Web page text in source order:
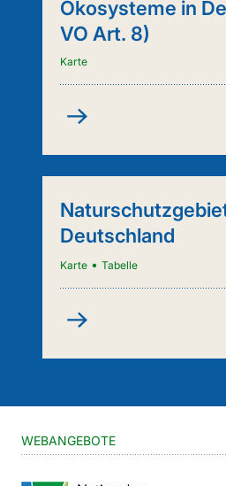
Ökosysteme in
VO Art. 8)
Karte
Kartenanwendung
Städtische
Ökosysteme
Deutschland
(W-
VO
Art.
Deutschland
Karte • Tabelle
Naturschutzgebiete
Deutschland
WEBANGEBOTE